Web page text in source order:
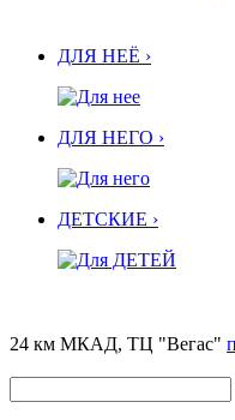
ДЛЯ НЕЁ ›
ДЛЯ НЕГО ›
ДЕТСКИЕ ›
24 км МКАД, ТЦ "Вегас"